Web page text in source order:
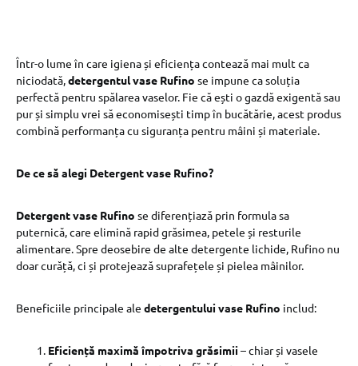
Într-o lume în care igiena și eficiența contează mai mult ca
niciodată,detergentul vase Rufino se impune ca soluția
perfectă pentru spălarea vaselor. Fie că ești o gazdă exigentă sau
pur și simplu vrei să economisești timp în bucătărie, acest produs
combină performanța cu siguranța pentru mâini și materiale.
De ce să alegi Detergent vase Rufino?
Detergent vase Rufino se diferențiază prin formula sa
puternică, care elimină rapid grăsimea, petele și resturile
alimentare. Spre deosebire de alte detergente lichide, Rufino nu
doar curăță, ci și protejează suprafețele și pielea mâinilor.
Beneficiile principale ale detergentului vase Rufino includ:
Eficiență maximă împotriva grăsimii– chiar și vasele